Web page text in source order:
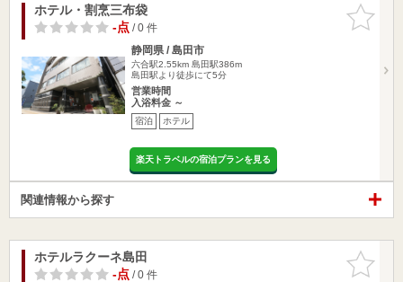
お気に入
りに追加
ホテル・割烹三布袋
-点/ 0 件
静岡県 / 島田市
六合駅2.55km 島田駅386m
島田駅より徒歩にて5分
営業時間
入浴料金 ～
宿泊 ホテル
楽天トラベルの宿泊プランを見る
関連情報から探す
お気に入
りに追加
ホテルラクーネ島田
-点/ 0 件